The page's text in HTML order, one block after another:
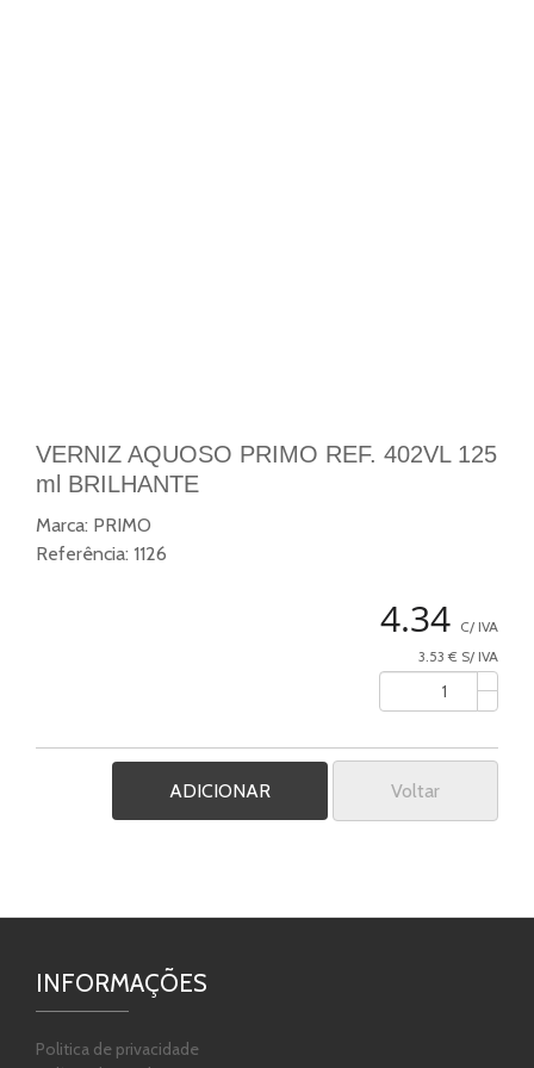
VERNIZ AQUOSO PRIMO REF. 402VL 125
ml BRILHANTE
Marca: PRIMO
Referência: 1126
4.34 C/ IVA
3.53 € S/ IVA
Voltar
INFORMAÇÕES
Politica de privacidade